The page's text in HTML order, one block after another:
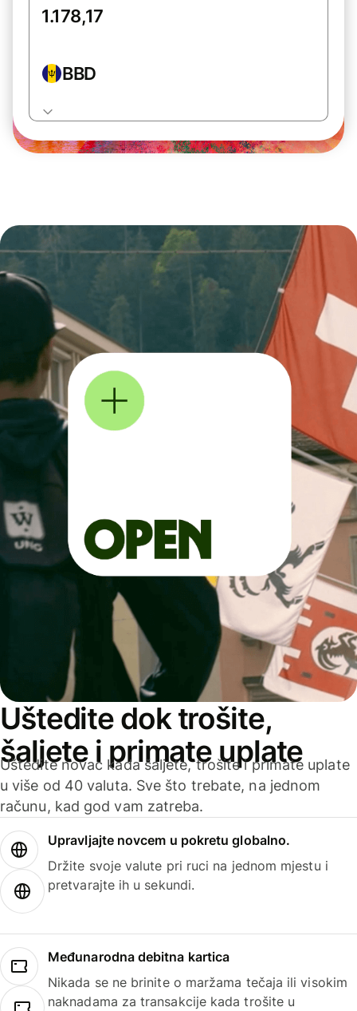
BBD
Uštedite dok trošite,
šaljete i primate uplate
Uštedite novac kada šaljete, trošite i primate uplate
u više od 40 valuta. Sve što trebate, na jednom
računu, kad god vam zatreba.
Upravljajte novcem u pokretu globalno.
Držite svoje valute pri ruci na jednom mjestu i
pretvarajte ih u sekundi.
Međunarodna debitna kartica
Nikada se ne brinite o maržama tečaja ili visokim
naknadama za transakcije kada trošite u